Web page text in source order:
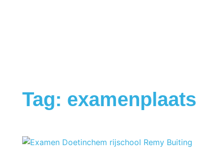
Tag: examenplaats